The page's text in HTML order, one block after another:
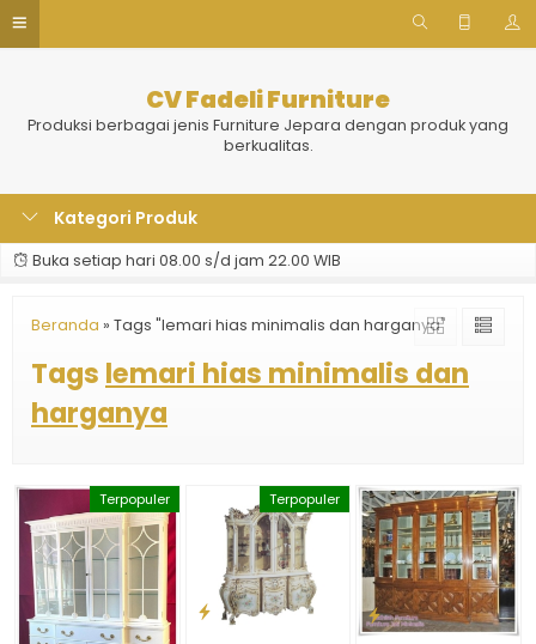
CV Fadeli Furniture
Produksi berbagai jenis Furniture Jepara dengan produk yang
berkualitas.
Kategori Produk
Buka setiap hari 08.00 s/d jam 22.00 WIB
Beranda » Tags "lemari hias minimalis dan harganya"
Tags lemari hias minimalis dan
harganya
Terpopuler Terpopuler